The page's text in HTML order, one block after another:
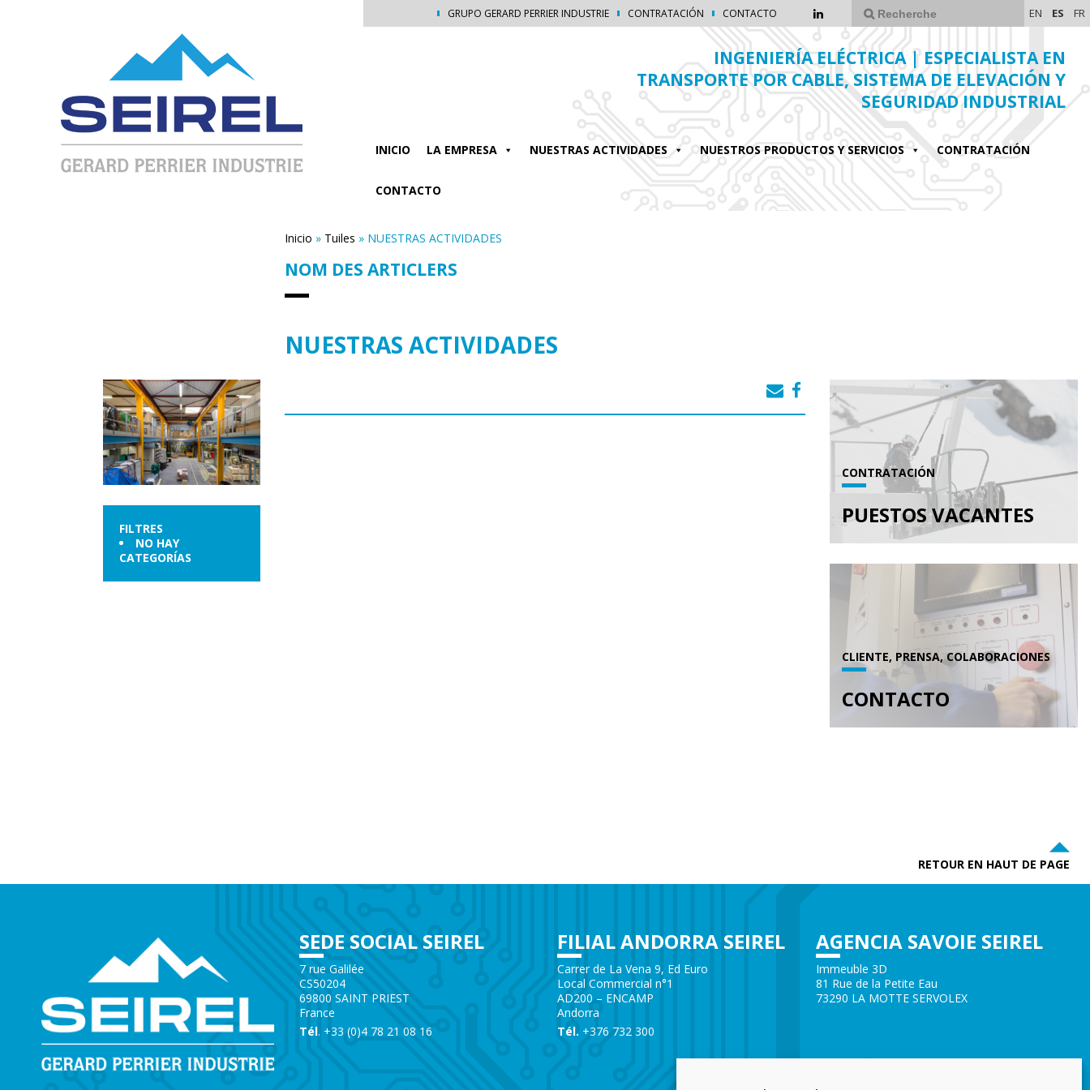
GRUPO GERARD PERRIER INDUSTRIE CONTRATACIÓN CONTACTO EN ES FR
INGENIERÍA ELÉCTRICA | ESPECIALISTA EN
TRANSPORTE POR CABLE, SISTEMA DE ELEVACIÓN Y
SEGURIDAD INDUSTRIAL
INICIO LA EMPRESA NUESTRAS ACTIVIDADES NUESTROS PRODUCTOS Y SERVICIOS CONTRATACIÓN
CONTACTO
Inicio » Tuiles » NUESTRAS ACTIVIDADES
NOM DES ARTICLERS
NUESTRAS ACTIVIDADES
FILTRES
NO HAY
CATEGORÍAS
CONTRATACIÓN
PUESTOS VACANTES
CLIENTE, PRENSA, COLABORACIONES
CONTACTO
RETOUR EN HAUT DE PAGE
SEDE SOCIAL SEIREL
7 rue Galilée
CS50204
69800 SAINT PRIEST
France
Tél. +33 (0)4 78 21 08 16
FILIAL ANDORRA SEIREL
Carrer de La Vena 9, Ed Euro
Local Commercial n°1
AD200 – ENCAMP
Andorra
Tél. +376 732 300
AGENCIA SAVOIE SEIREL
Immeuble 3D
81 Rue de la Petite Eau
73290 LA MOTTE SERVOLEX